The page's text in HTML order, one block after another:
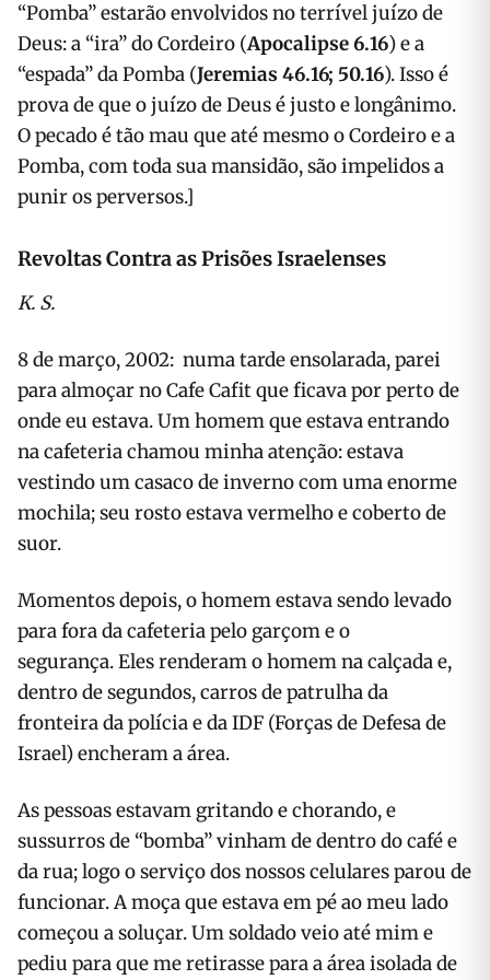
“Pomba” estarão envolvidos no terrível juízo de
Deus: a “ira” do Cordeiro (Apocalipse 6.16) e a
“espada” da Pomba (Jeremias 46.16; 50.16). Isso é
prova de que o juízo de Deus é justo e longânimo.
O pecado é tão mau que até mesmo o Cordeiro e a
Pomba, com toda sua mansidão, são impelidos a
punir os perversos.]
Revoltas Contra as Prisões Israelenses
K. S.
8 de março, 2002: numa tarde ensolarada, parei
para almoçar no Cafe Cafit que ficava por perto de
onde eu estava. Um homem que estava entrando
na cafeteria chamou minha atenção: estava
vestindo um casaco de inverno com uma enorme
mochila; seu rosto estava vermelho e coberto de
suor.
Momentos depois, o homem estava sendo levado
para fora da cafeteria pelo garçom e o
segurança. Eles renderam o homem na calçada e,
dentro de segundos, carros de patrulha da
fronteira da polícia e da IDF (Forças de Defesa de
Israel) encheram a área.
As pessoas estavam gritando e chorando, e
sussurros de “bomba” vinham de dentro do café e
da rua; logo o serviço dos nossos celulares parou de
funcionar. A moça que estava em pé ao meu lado
começou a soluçar. Um soldado veio até mim e
pediu para que me retirasse para a área isolada de